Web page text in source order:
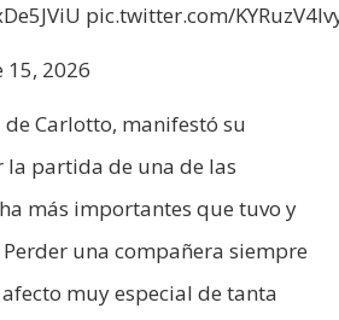
pic.twitter.com/
15, 2026
Carlotto, manifestó su
partida de una de las
más importantes que tuvo y
una compañera siempre
muy especial de tanta